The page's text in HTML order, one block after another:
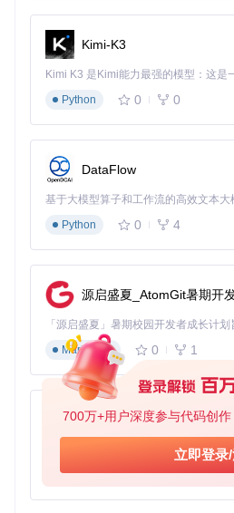
700万+用户深度参与代码创
立即登录
Tree-sitter和语义高亮技术的应用
Sonokai支持Tree-sitter和语义高亮
码结构，实现更细致的高亮效果。
function calculateSum(a, b) {
  return a + b;
个性化指南：打造属于自己
如何根据自己的喜好调整主题？
Sonokai提供了丰富的定制选项，
件来调整主题的颜色、字体和对比
鲜艳的色彩，可以增加饱和度；如
：设置主题
g:sonokai_italic_comments
Kimi-K3
Python
0 0
DataFlow
基于大模型算子和工作流的高效文本
Python
0 4
源启盛夏_AtomGit暑期开
Markdown
0 1
py-xiaozhi
Python
0 1